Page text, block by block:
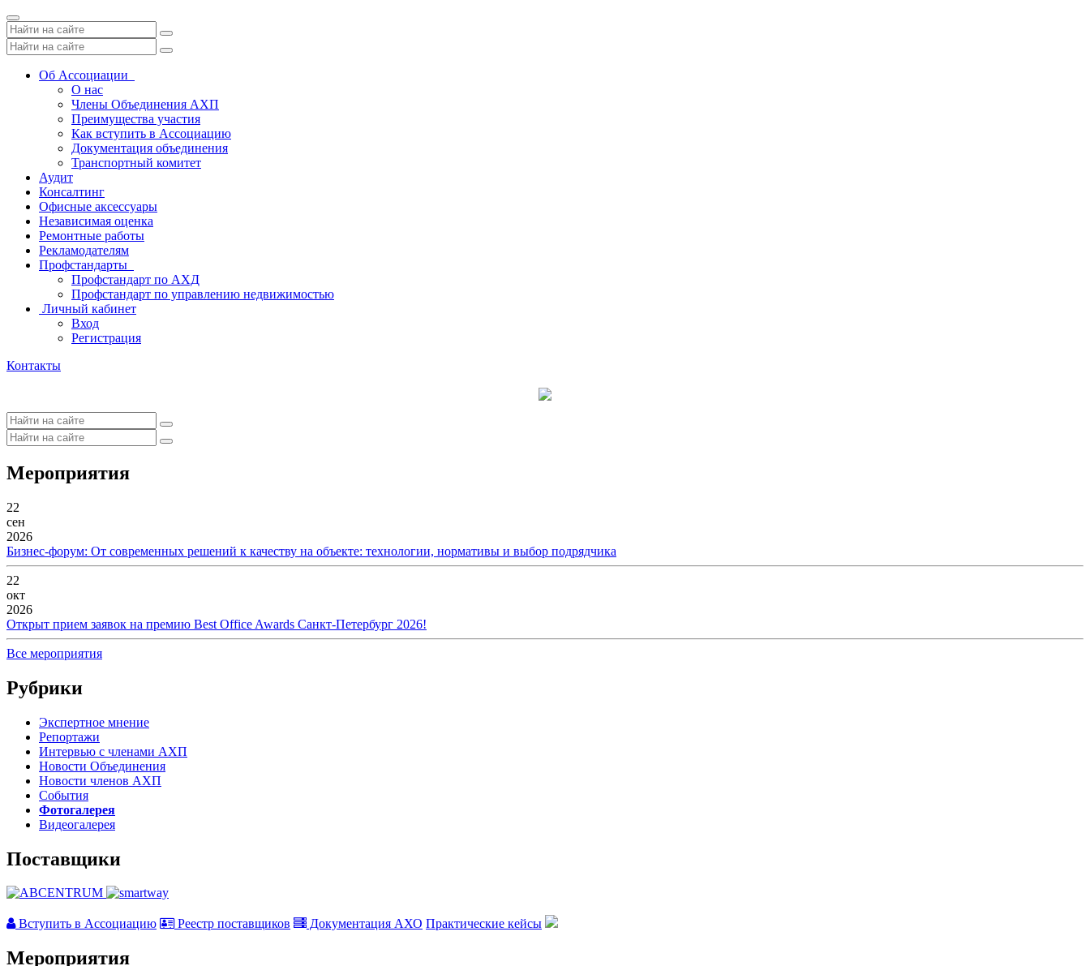
Toggle
navigation
Об Ассоциации
О нас
Члены Объединения АХП
Преимущества участия
Как вступить в Ассоциацию
Документация объединения
Транспортный комитет
Аудит
Консалтинг
Офисные аксессуары
Независимая оценка
Ремонтные работы
Рекламодателям
Профстандарты
Профстандарт по АХД
Профстандарт по управлению недвижимостью
Личный кабинет
Вход
Регистрация
Контакты
Мероприятия
22
сен
2026
Бизнес-форум: От современных решений к качеству на объекте: технологии, нормативы и выбор подрядчика
22
окт
2026
Открыт прием заявок на премию Best Office Awards Санкт-Петербург 2026!
Все мероприятия
Рубрики
Экспертное мнение
Репортажи
Интервью с членами АХП
Новости Объединения
Новости членов АХП
События
Фотогалерея
Видеогалерея
Поставщики
Вступить в Ассоциацию Реестр поставщиков Документация АХО Практические кейсы
Мероприятия